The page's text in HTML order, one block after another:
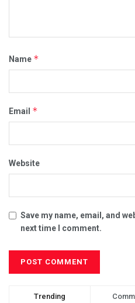
Name *
Email *
Website
Save my name, email, and
next time I comment.
Trending